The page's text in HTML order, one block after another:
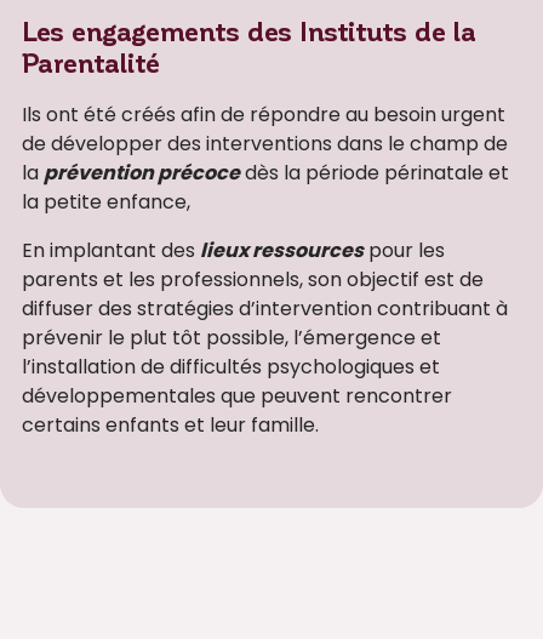
Les engagements des Instituts de la
Parentalité
Ils ont été créés afin de répondre au besoin urgent
de développer des interventions dans le champ de
laprévention précocedès la période périnatale et
la petite enfance,
En implantant des lieux ressourcespour les
parents et les professionnels, son objectif est de
diffuser des stratégies d’intervention contribuant à
prévenir le plut tôt possible, l’émergence et
l’installation de difficultés psychologiques et
développementales que peuvent rencontrer
certains enfants et leur famille.